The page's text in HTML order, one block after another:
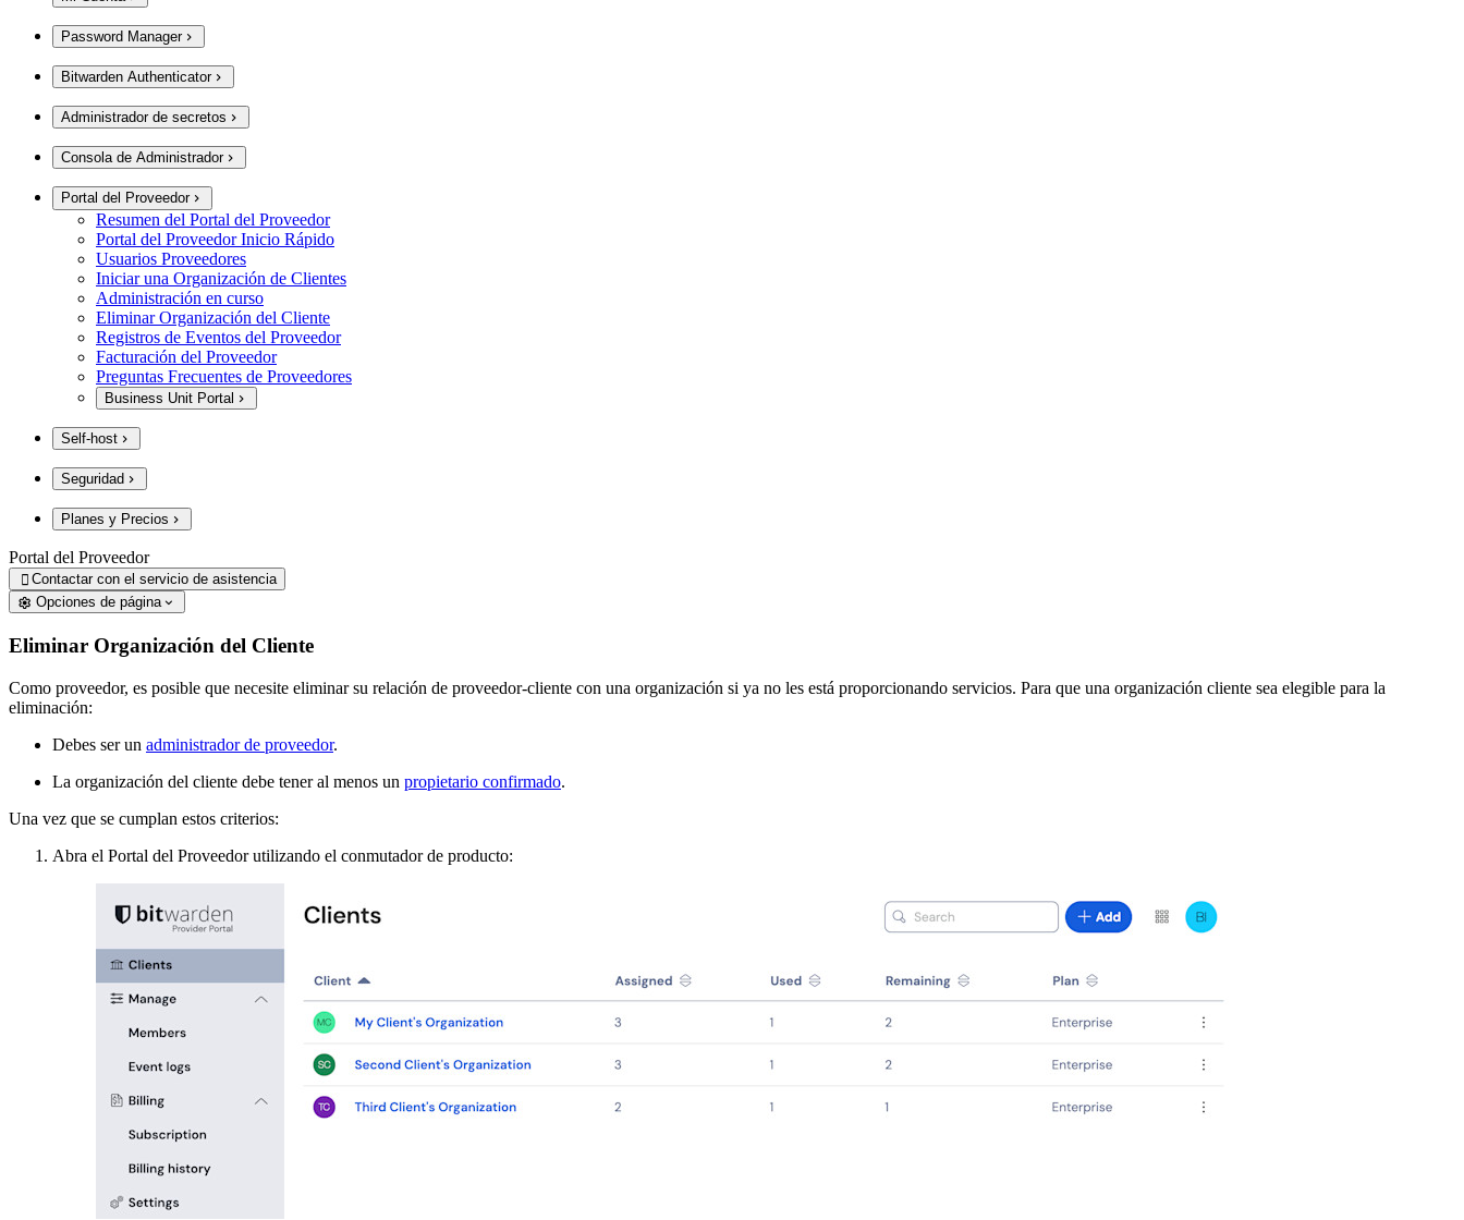
Password Manager
Bitwarden Authenticator
Administrador de secretos
Consola de Administrador
Portal del Proveedor
Resumen del Portal del Proveedor
Portal del Proveedor Inicio Rápido
Usuarios Proveedores
Iniciar una Organización de Clientes
Administración en curso
Eliminar Organización del Cliente
Registros de Eventos del Proveedor
Facturación del Proveedor
Preguntas Frecuentes de Proveedores
Business Unit Portal
Self-host
Seguridad
Planes y Precios
Portal del Proveedor
 Contactar con el servicio de asistencia
Opciones de página
Eliminar Organización del Cliente
Como proveedor, es posible que necesite eliminar su relación de proveedor-cliente con una organización si ya no les está proporcionando servicios. Para que una organización cliente sea elegible para la
eliminación:
Debes ser un administrador de proveedor.
La organización del cliente debe tener al menos un propietario confirmado.
Una vez que se cumplan estos criterios:
Abra el Portal del Proveedor utilizando el conmutador de producto: